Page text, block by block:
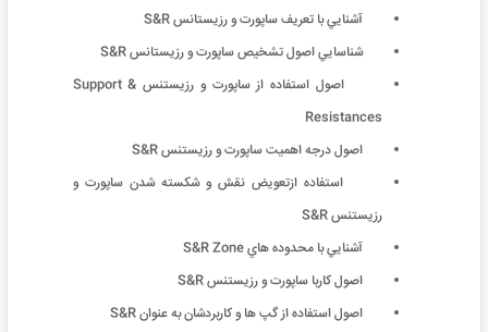
آشنايي با تعريف ساپورت و رزیستانس S&R
شناسايي اصول تشخيص ساپورت و رزیستانس S&R
اصول استفاده از ساپورت و رزیستنس Support &
Resistances
اصول درجه اهميت ساپورت و رزیستنس S&R
استفاده ازتعويض نقش و شکسته شدن ساپورت و
رزیستنس S&R
آشنايي با محدوده هاي S&R Zone
اصول کاربا ساپورت و رزیستنس S&R
اصول استفاده از گپ ها و کاربردشان به عنوان S&R